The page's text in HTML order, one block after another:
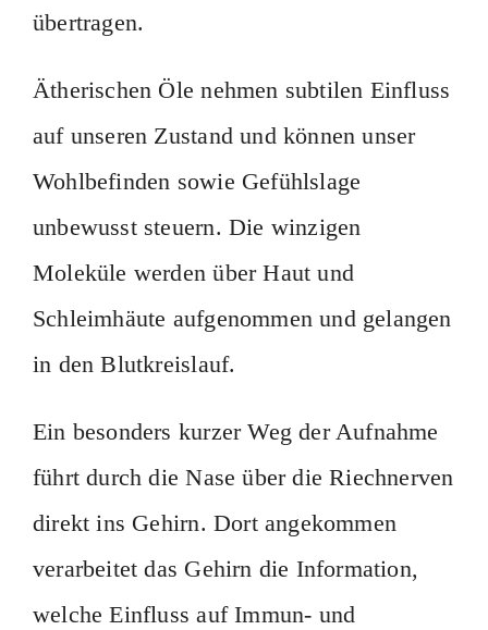
übertragen.
Ätherischen Öle nehmen subtilen Einfluss
auf unseren Zustand und können unser
Wohlbefinden sowie Gefühlslage
unbewusst steuern. Die winzigen
Moleküle werden über Haut und
Schleimhäute aufgenommen und gelangen
in den Blutkreislauf.
Ein besonders kurzer Weg der Aufnahme
führt durch die Nase über die Riechnerven
direkt ins Gehirn. Dort angekommen
verarbeitet das Gehirn die Information,
welche Einfluss auf Immun- und